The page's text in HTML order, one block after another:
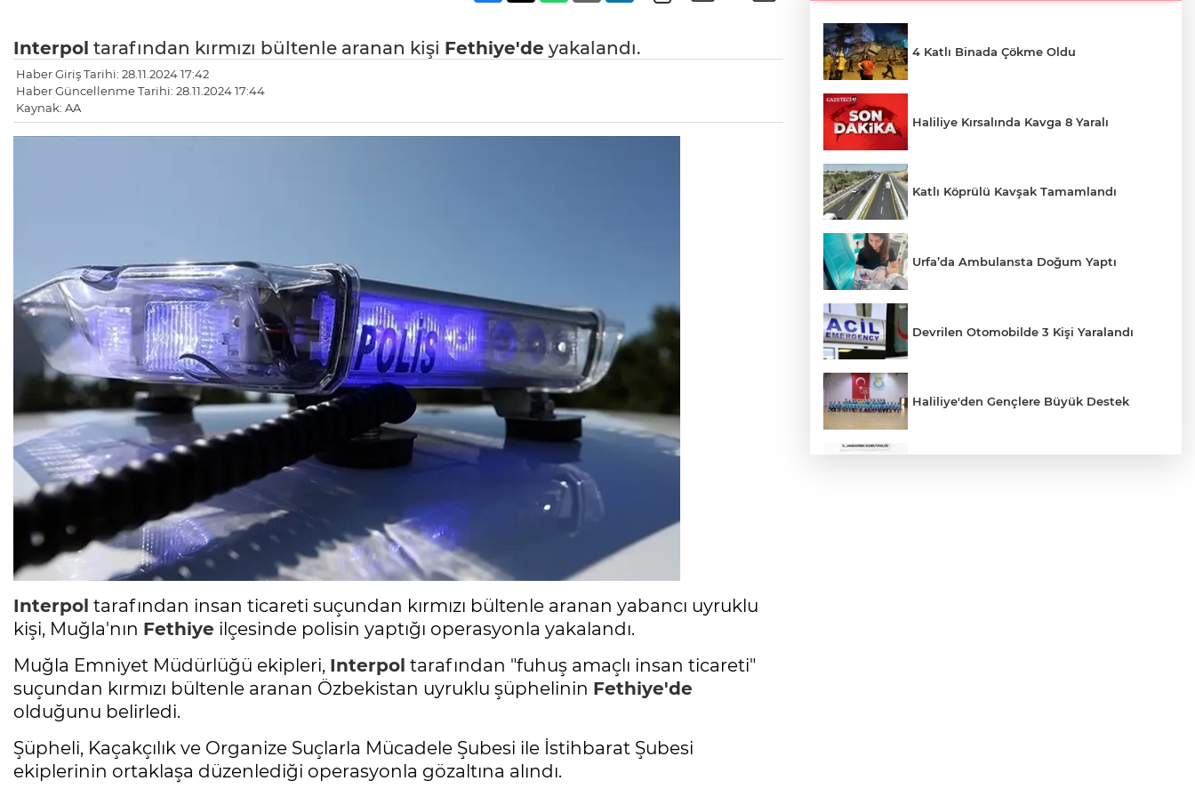
Interpol tarafından kırmızı bültenle aranan kişi Fethiye'de yakalandı.
Haber Giriş Tarihi: 28.11.2024 17:42
Haber Güncellenme Tarihi: 28.11.2024 17:44
Kaynak: AA
Interpol tarafından insan ticareti suçundan kırmızı bültenle aranan yabancı uyruklu
kişi, Muğla'nın Fethiye ilçesinde polisin yaptığı operasyonla yakalandı.
Muğla Emniyet Müdürlüğü ekipleri, Interpol tarafından "fuhuş amaçlı insan ticareti"
suçundan kırmızı bültenle aranan Özbekistan uyruklu şüphelinin Fethiye'de
olduğunu belirledi.
Şüpheli, Kaçakçılık ve Organize Suçlarla Mücadele Şubesi ile İstihbarat Şubesi
ekiplerinin ortaklaşa düzenlediği operasyonla gözaltına alındı.
4 Katlı Binada Çökme Oldu
Haliliye Kırsalında Kavga 8 Yaralı
Katlı Köprülü Kavşak Tamamlandı
Urfa’da Ambulansta Doğum Yaptı
Devrilen Otomobilde 3 Kişi Yaralandı
Haliliye'den Gençlere Büyük Destek